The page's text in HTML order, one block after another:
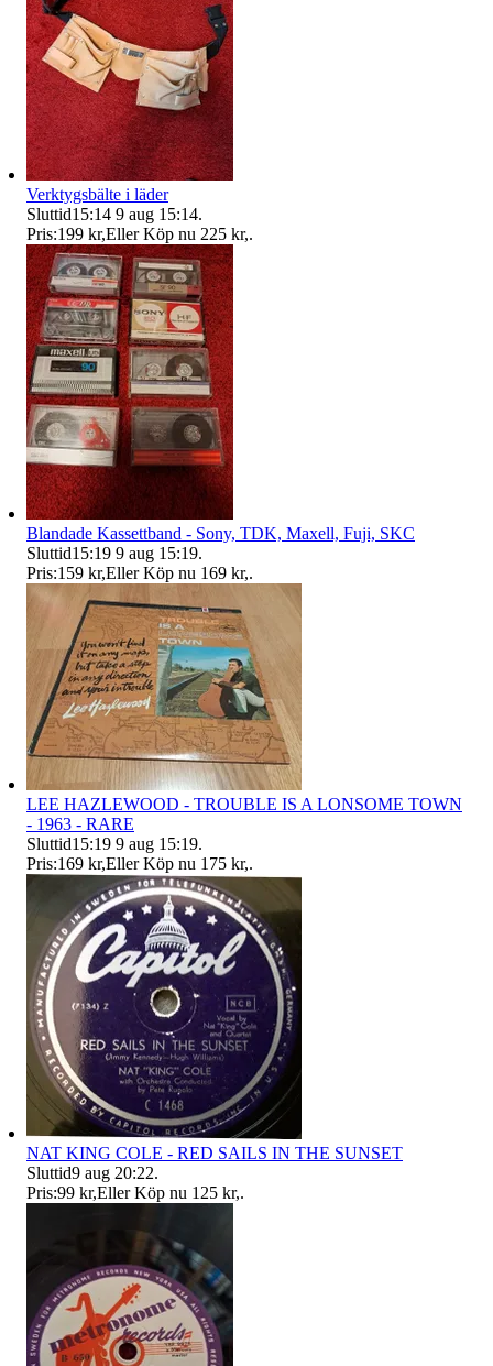
Verktygsbälte i läder
Sluttid15:14 9 aug 15:14.
Pris:199 kr,Eller Köp nu 225 kr,.
Blandade Kassettband - Sony, TDK, Maxell, Fuji, SKC
Sluttid15:19 9 aug 15:19.
Pris:159 kr,Eller Köp nu 169 kr,.
LEE HAZLEWOOD - TROUBLE IS A LONSOME TOWN
- 1963 - RARE
Sluttid15:19 9 aug 15:19.
Pris:169 kr,Eller Köp nu 175 kr,.
NAT KING COLE - RED SAILS IN THE SUNSET
Sluttid9 aug 20:22.
Pris:99 kr,Eller Köp nu 125 kr,.